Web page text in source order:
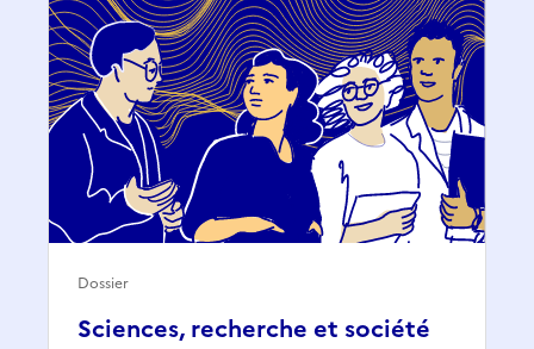
Sciences, recherche et société
Dossier